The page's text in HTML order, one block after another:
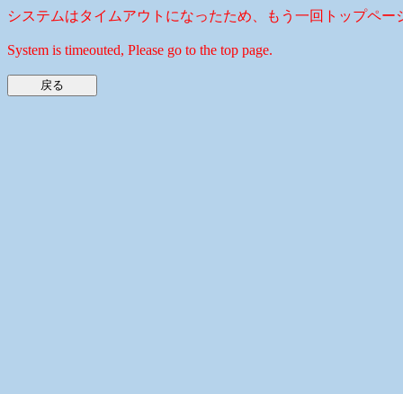
システムはタイムアウトになったため、もう一回トップペー
System is timeouted, Please go to the top page.